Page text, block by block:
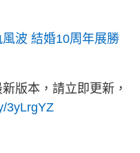
波 結婚10周年展勝
版本，請立即更新，
3yLrgYZ